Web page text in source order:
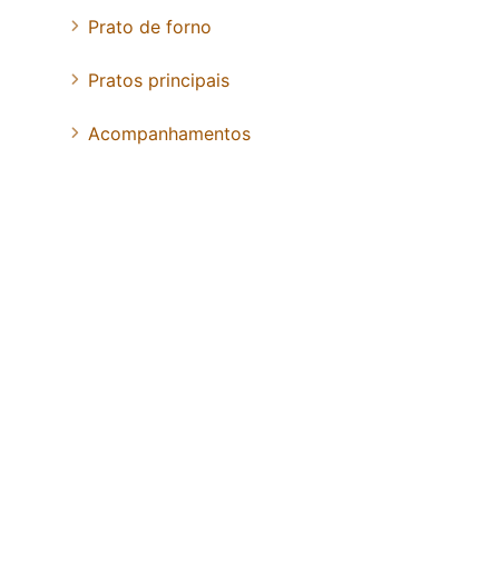
Prato de forno
Pratos principais
Acompanhamentos